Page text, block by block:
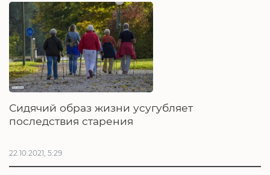
Сидячий образ жизни усугубляет
последствия старения
22.10.2021, 5:29